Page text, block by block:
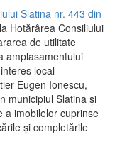
Slatina nr. 443 din
Hotărârea Consiliului
de utilitate
amplasamentului
local
Eugen Ionescu,
municipiul Slatina şi
a imobilelor cuprinse
şi completările